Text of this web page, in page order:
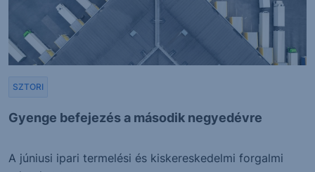
Gyenge befejezés a második negyedévre
SZTORI
A júniusi ipari termelési és kiskereskedelmi forgalmi